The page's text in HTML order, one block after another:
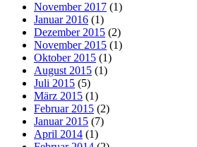
November 2017 (1)
Januar 2016 (1)
Dezember 2015 (2)
November 2015 (1)
Oktober 2015 (1)
August 2015 (1)
Juli 2015 (5)
März 2015 (1)
Februar 2015 (2)
Januar 2015 (7)
April 2014 (1)